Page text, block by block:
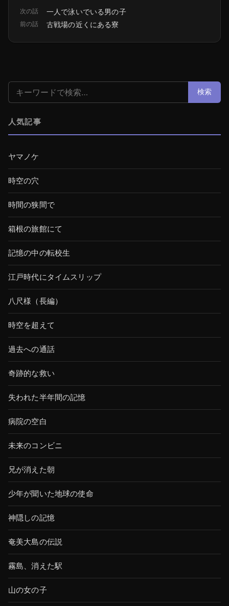
次の話 一人で泳いでいる男の子
前の話 古戦場の近くにある寮
検索: 検索
人気記事
ヤマノケ
時空の穴
時間の狭間で
箱根の旅館にて
記憶の中の転校生
江戸時代にタイムスリップ
八尺様（長編）
時空を超えて
過去への通話
奇跡的な救い
失われた半年間の記憶
病院の空白
未来のコンビニ
兄が消えた朝
少年が聞いた地球の使命
神隠しの記憶
奄美大島の伝説
霧島、消えた駅
山の女の子